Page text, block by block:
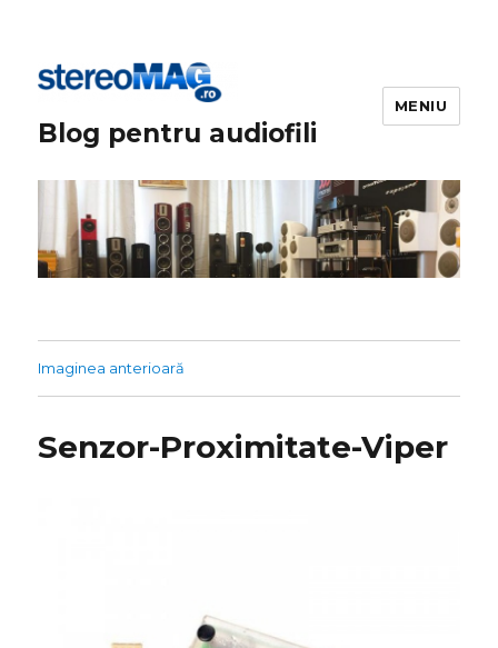
Blog pentru audiofili
MENIU
Imaginea anterioară
Senzor-Proximitate-Viper